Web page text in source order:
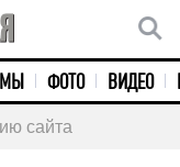
ФОТО ВИДЕО
сайта